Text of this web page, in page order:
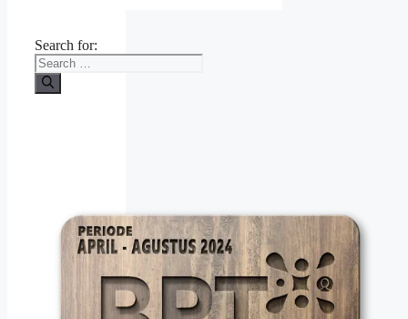
Search for: